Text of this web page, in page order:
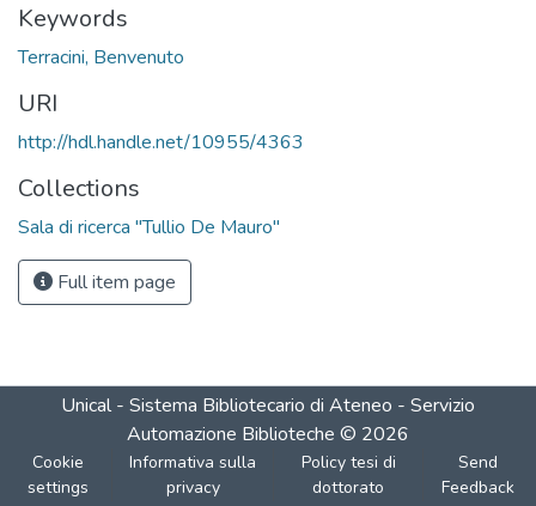
Keywords
Terracini, Benvenuto
URI
http://hdl.handle.net/10955/4363
Collections
Sala di ricerca "Tullio De Mauro"
Full item page
Unical - Sistema Bibliotecario di Ateneo - Servizio
Automazione Biblioteche © 2026
Cookie
settings
Informativa sulla
privacy
Policy tesi di
dottorato
Send
Feedback